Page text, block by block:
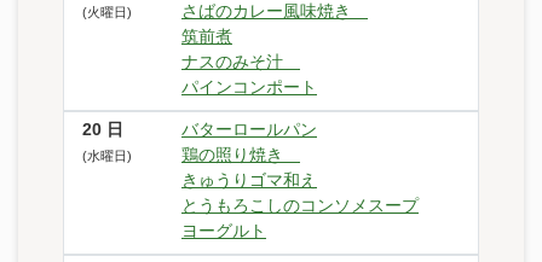
(火曜日)
さばのカレー風味焼き
筑前煮
ナスのみそ汁
パインコンポート
20 日
(水曜日)
バターロールパン
鶏の照り焼き
きゅうりゴマ和え
とうもろこしのコンソメスープ
ヨーグルト